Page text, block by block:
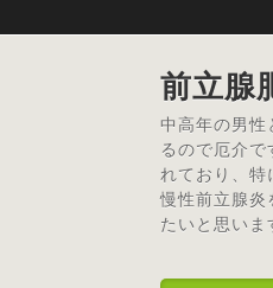
前立腺
中高年の男性
るので厄介
れており、特
慢性前立腺炎
たいと思いま